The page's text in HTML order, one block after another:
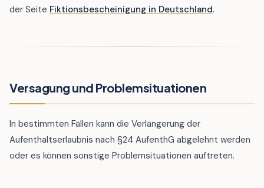
der Seite Fiktionsbescheinigung in Deutschland.
Versagung und Problemsituationen
In bestimmten Fällen kann die Verlängerung der
Aufenthaltserlaubnis nach §24 AufenthG abgelehnt werden
oder es können sonstige Problemsituationen auftreten.